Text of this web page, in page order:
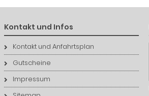
Kontakt und Infos
Kontakt und Anfahrtsplan
Gutscheine
Impressum